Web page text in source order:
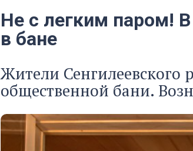
Не с легким паром!
в бане
Жители Сенгилеевского
общественной бани.